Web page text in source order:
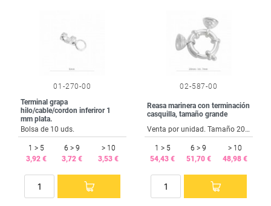
01-270-00
Terminal grapa
hilo/cable/cordon inferiror 1
mm plata.
Bolsa de 10 uds.
1 > 5
3,92 €
6 > 9
3,72 €
> 10
3,53 €
02-587-00
Reasa marinera con terminación
casquilla, tamaño grande
Venta por unidad. Tamaño 20 mm. Casquilla 8,5x7 mm.
1 > 5
54,43 €
6 > 9
51,70 €
> 10
48,98 €